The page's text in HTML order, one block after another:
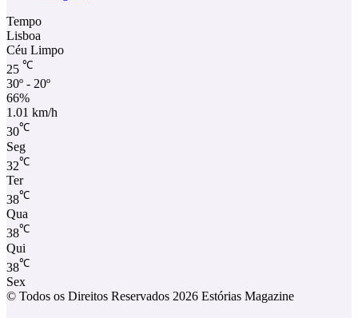
Tempo
Lisboa
Céu Limpo
25 ℃
30º - 20º
66%
1.01 km/h
30℃
Seg
32℃
Ter
38℃
Qua
38℃
Qui
38℃
Sex
© Todos os Direitos Reservados 2026 Estórias Magazine